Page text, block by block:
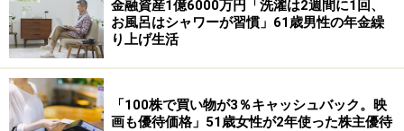
ひと月の支出は約「40万～50万円」。年金だけで「毎月
賄えている」と回答されています。
「普通の生活をしていれば結構あまる」
金融資産1億6000万円「洗濯は2週間に1回、
お風呂はシャワーが習慣」61歳男性の年金繰
り上げ生活
「100株で買い物が3％キャッシュバック。映
画も優待価格」51歳女性が2年使った株主優待